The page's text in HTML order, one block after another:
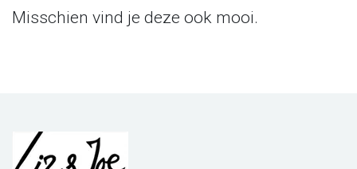
Misschien vind je deze ook mooi.